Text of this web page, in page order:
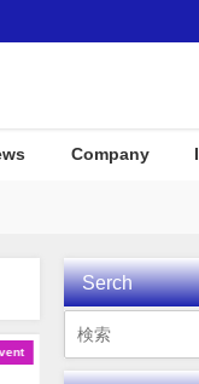
Company
Awards
Serch